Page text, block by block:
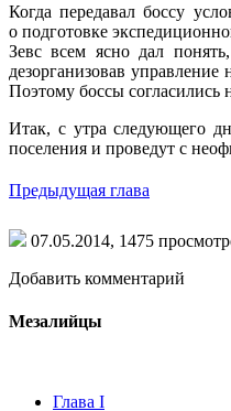
Когда передавал боссу
о подготовке
Зевс всем ясно дал
дезорганизовав
Поэтому боссы согласились
Итак, с утра следующего
поселения и проведут с
Предыдущая глава
07.05.2014, 1475
Добавить комментарий
Мезалийцы
Глава I